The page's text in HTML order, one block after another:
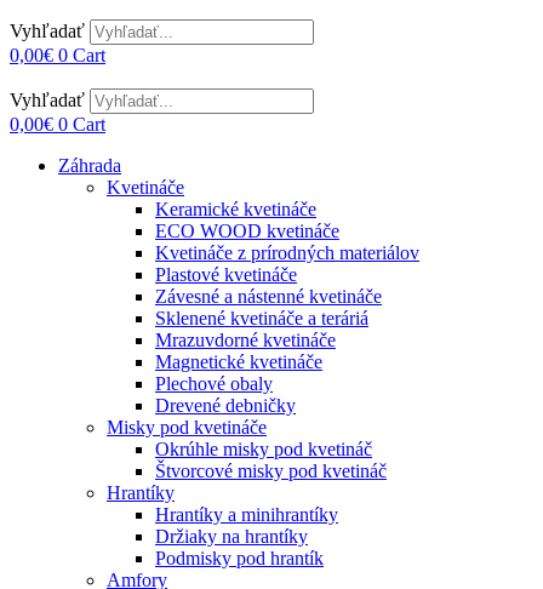
Vyhľadať
0,00€ 0 Cart
Vyhľadať
0,00€ 0 Cart
Záhrada
Kvetináče
Keramické kvetináče
ECO WOOD kvetináče
Kvetináče z prírodných materiálov
Plastové kvetináče
Závesné a nástenné kvetináče
Sklenené kvetináče a teráriá
Mrazuvdorné kvetináče
Magnetické kvetináče
Plechové obaly
Drevené debničky
Misky pod kvetináče
Okrúhle misky pod kvetináč
Štvorcové misky pod kvetináč
Hrantíky
Hrantíky a minihrantíky
Držiaky na hrantíky
Podmisky pod hrantík
Amfory